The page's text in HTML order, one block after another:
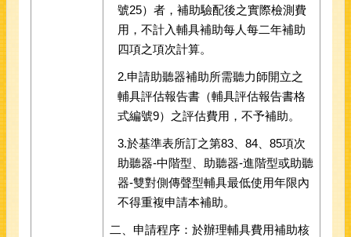
號25）者，補助驗配後之實際檢測費
用，不計入輔具補助每人每二年補助
四項之項次計算。
2.申請助聽器補助所需聽力師開立之
輔具評估報告書（輔具評估報告書格
式編號9）之評估費用，不予補助。
3.於基準表所訂之第83、84、85項次
助聽器-中階型、助聽器-進階型或助聽
器-雙對側傳聲型輔具最低使用年限內
不得重複申請本補助。
二、申請程序：於辦理輔具費用補助核